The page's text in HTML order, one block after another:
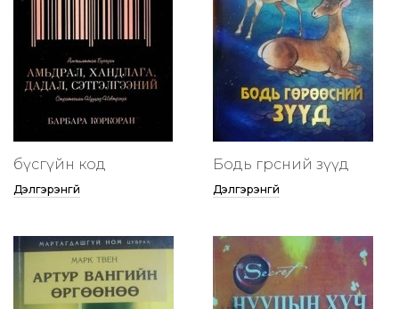
бүсгүйн код
Дэлгэрэнгүй
Бодь гөрөөсний зүүд
Дэлгэрэнгүй